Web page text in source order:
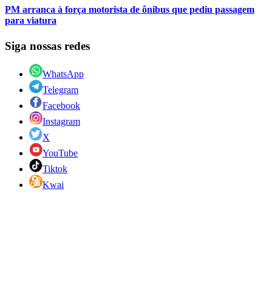
PM arranca à força motorista de ônibus que pediu passagem
para viatura
Siga nossas redes
WhatsApp
Telegram
Facebook
Instagram
X
YouTube
Tiktok
Kwai